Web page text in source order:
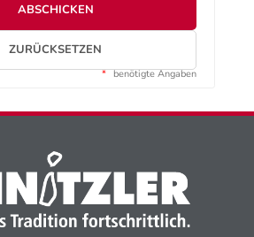
ABSCHICKEN
ZURÜCKSETZEN
* benötigte Angaben